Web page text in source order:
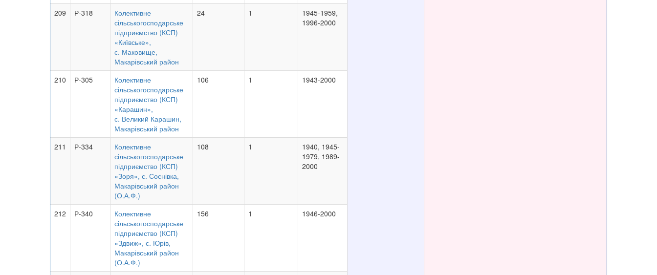
209 Р-318
Колективне
сільськогосподарське
підприємство (КСП)
«Київське»,
с. Маковище,
Макарівський район
24 1
1945-1959,
1996-2000
210 Р-305
Колективне
сільськогосподарське
підприємство (КСП)
«Карашин»,
с. Великий Карашин,
Макарівський район
106 1 1943-2000
211 Р-334
Колективне
сільськогосподарське
підприємство (КСП)
«Зоря», с. Соснівка,
Макарівський район
(О.А.Ф.)
108 1
1940, 1945-
1979, 1989-
2000
212 Р-340
Колективне
сільськогосподарське
підприємство (КСП)
«Здвиж», с. Юрів,
Макарівський район
(О.А.Ф.)
156 1 1946-2000